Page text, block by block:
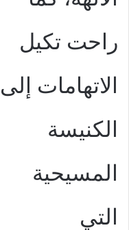
راحت تكيل
الاتهامات إلى
الكنيسة
المسيحية
التي